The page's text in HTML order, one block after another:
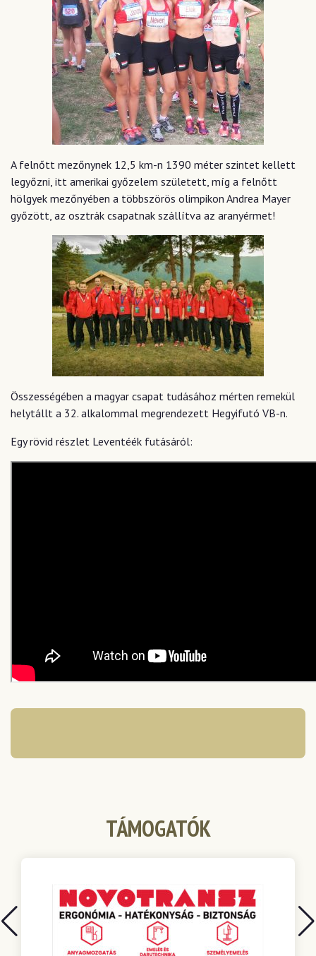
A felnőtt mezőnynek 12,5 km-n 1390 méter szintet kellett
legyőzni, itt amerikai győzelem született, míg a felnőtt
hölgyek mezőnyében a többszörös olimpikon Andrea Mayer
győzött, az osztrák csapatnak szállítva az aranyérmet!
Összességében a magyar csapat tudásához mérten remekül
helytállt a 32. alkalommal megrendezett Hegyifutó VB-n.
Egy rövid részlet Leventéék futásáról:
TÁMOGATÓK